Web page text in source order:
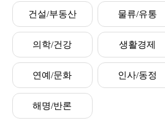
건설/부동산 물류/유통
의학/건강 생활경제
연예/문화 인사/동정
해명/반론